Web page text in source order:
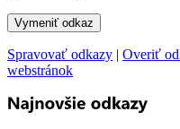
Spravovať odkazy | Overiť
webstránok